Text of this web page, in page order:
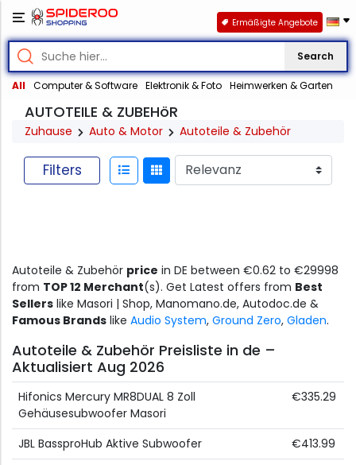
Search
All Computer & Software Elektronik & Foto Heimwerken & Garten
Ermäßigte Angebote
AUTOTEILE & ZUBEHöR
Zuhause Auto & Motor Autoteile & Zubehör
Filters
Autoteile & Zubehör price in DE between €0.62 to €29998
from TOP 12 Merchant(s). Get Latest offers from Best
Sellers like Masori | Shop, Manomano.de, Autodoc.de &
Famous Brands like Audio System, Ground Zero, Gladen.
Autoteile & Zubehör Preisliste in de –
Aktualisiert Aug 2026
Hifonics Mercury MR8DUAL 8 Zoll
Gehäusesubwoofer Masori
€335.29
JBL BassproHub Aktive Subwoofer
€413.99